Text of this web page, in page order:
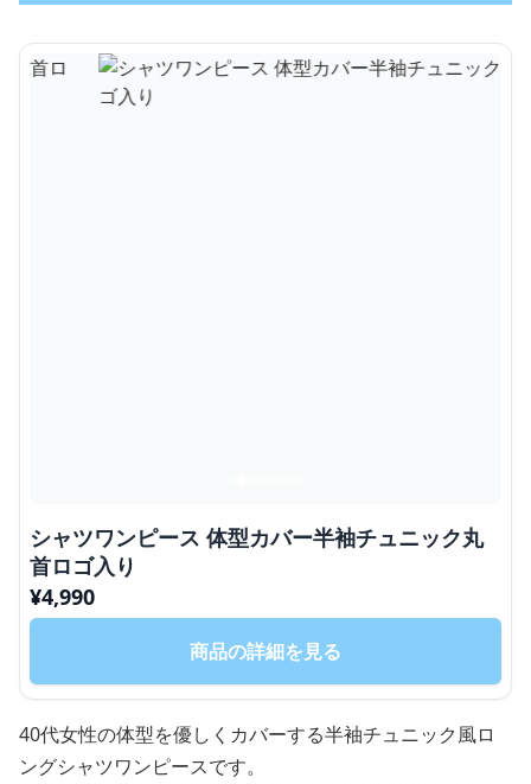
シャツワンピース 体型カバー半袖チュニック丸
首ロゴ入り
¥4,990
商品の詳細を見る
40代女性の体型を優しくカバーする半袖チュニック風ロ
ングシャツワンピースです。